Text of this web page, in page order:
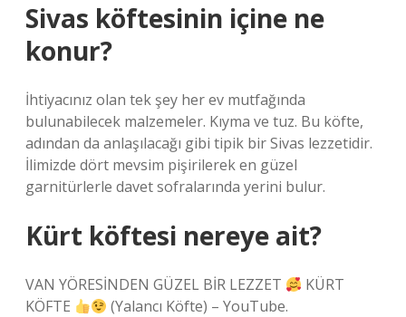
Sivas köftesinin içine ne
konur?
İhtiyacınız olan tek şey her ev mutfağında
bulunabilecek malzemeler. Kıyma ve tuz. Bu köfte,
adından da anlaşılacağı gibi tipik bir Sivas lezzetidir.
İlimizde dört mevsim pişirilerek en güzel
garnitürlerle davet sofralarında yerini bulur.
Kürt köftesi nereye ait?
VAN YÖRESİNDEN GÜZEL BİR LEZZET
KÜRT
KÖFTE
(Yalancı Köfte) – YouTube.